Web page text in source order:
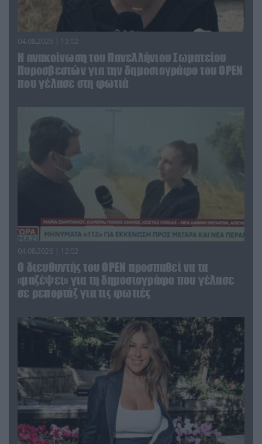
04.08.2026 | 13:02
Η ανακοίνωση του Πανελλήνιου Σωματείου
Πυροσβεστών για την δημοσιογράφο του OPEN
που γέλασε στη φωτιά
04.08.2026 | 12:02
O διευθυντής του OPEN προσπαθεί να τα
«μαζέψει» για τη δημοσιογράφο που γέλασε
σε ρεπορτάζ για τις φωτιές